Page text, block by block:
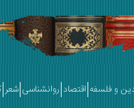
و فلسفه اقتصاد روانشناسی شعر